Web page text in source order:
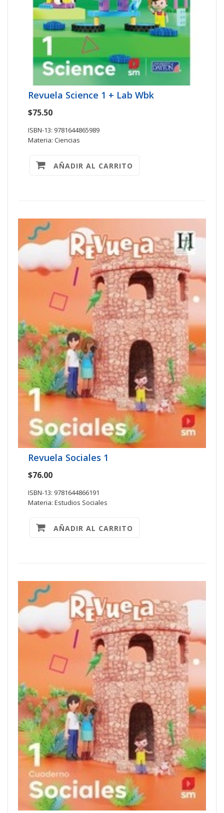
Revuela Science 1 + Lab Wbk
$75.50
ISBN-13: 9781644865989
Materia: Ciencias
AÑADIR AL CARRITO
Revuela Sociales 1
$76.00
ISBN-13: 9781644866191
Materia: Estudios Sociales
AÑADIR AL CARRITO